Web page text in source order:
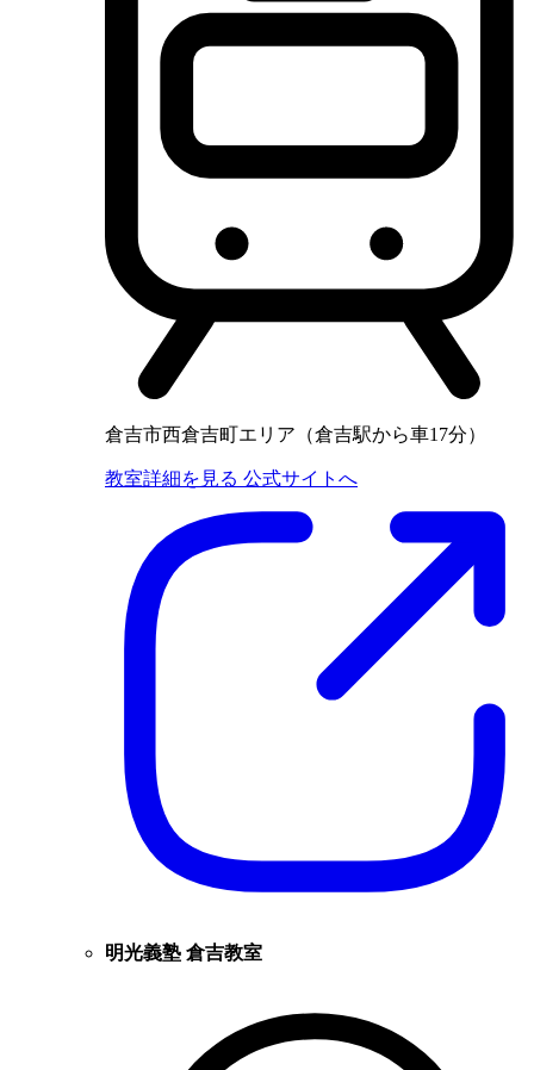
倉吉市西倉吉町エリア（倉吉駅から車17分）
教室詳細を見る 公式サイトへ
明光義塾 倉吉教室